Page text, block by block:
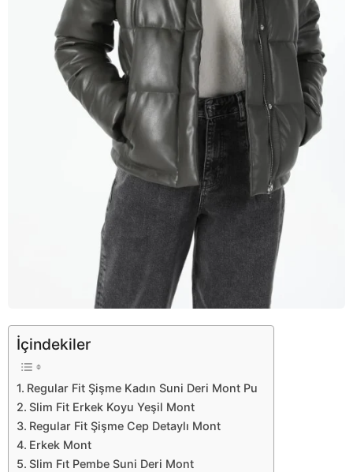
İçindekiler
Regular Fit Şişme Kadın Suni Deri Mont Pu
Slim Fit Erkek Koyu Yeşil Mont
Regular Fit Şişme Cep Detaylı Mont
Erkek Mont
Slim Fıt Pembe Suni Deri Mont